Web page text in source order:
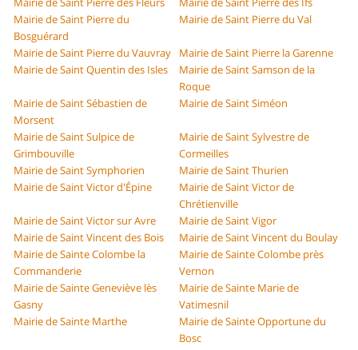
Mairie de Saint Pierre du
Bosguérard
Mairie de Saint Pierre du Val
Mairie de Saint Pierre du Vauvray
Mairie de Saint Pierre la Garenne
Mairie de Saint Quentin des Isles
Mairie de Saint Samson de la
Roque
Mairie de Saint Sébastien de
Morsent
Mairie de Saint Siméon
Mairie de Saint Sulpice de
Grimbouville
Mairie de Saint Sylvestre de
Cormeilles
Mairie de Saint Symphorien
Mairie de Saint Thurien
Mairie de Saint Victor d'Épine
Mairie de Saint Victor de
Chrétienville
Mairie de Saint Victor sur Avre
Mairie de Saint Vigor
Mairie de Saint Vincent des Bois
Mairie de Saint Vincent du Boulay
Mairie de Sainte Colombe la
Commanderie
Mairie de Sainte Colombe près
Vernon
Mairie de Sainte Geneviève lès
Gasny
Mairie de Sainte Marie de
Vatimesnil
Mairie de Sainte Marthe
Mairie de Sainte Opportune du
Bosc